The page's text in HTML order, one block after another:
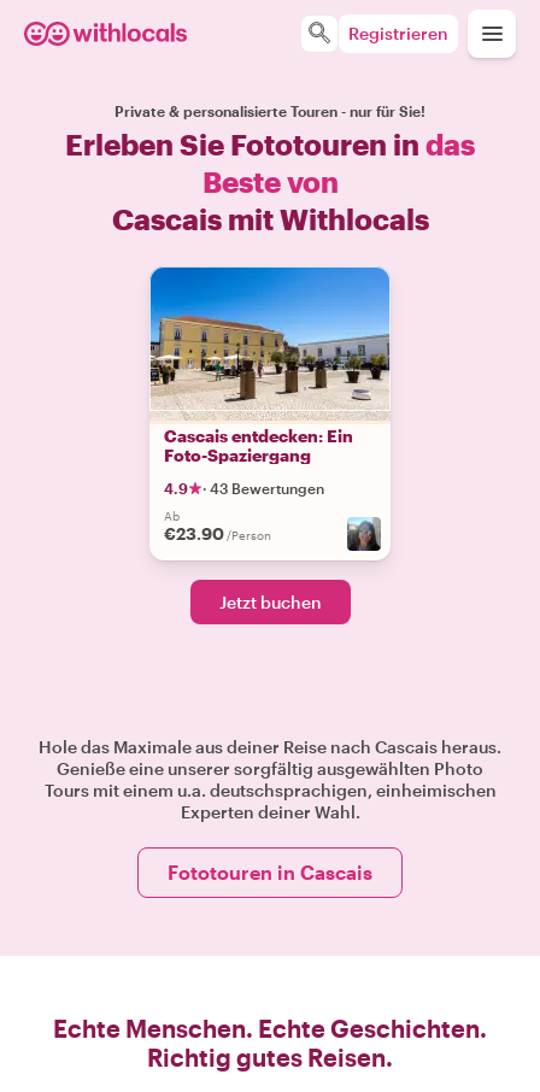
Registrieren
Private & personalisierte Touren - nur für Sie!
Erleben Sie Fototouren in das
Beste von
Cascais mit Withlocals
Cascais entdecken: Ein
Foto-Spaziergang
4.9 · 43 Bewertungen
Ab
€23.90 /Person
Jetzt buchen
Hole das Maximale aus deiner Reise nach Cascais heraus.
Genieße eine unserer sorgfältig ausgewählten Photo
Tours mit einem u.a. deutschsprachigen, einheimischen
Experten deiner Wahl.
Fototouren in Cascais
Echte Menschen. Echte Geschichten.
Richtig gutes Reisen.